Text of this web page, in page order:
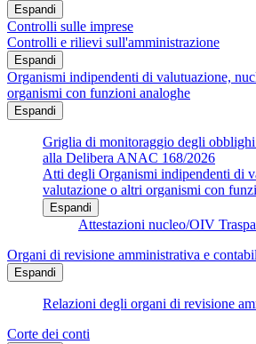
Espandi
Controlli sulle imprese
Controlli e rilievi sull'amministrazione
Espandi
Organismi indipendenti di valutuazione,
organismi con funzioni analoghe
Espandi
Griglia di monitoraggio degli
alla Delibera ANAC 168/2026
Atti degli Organismi indipendenti di
valutazione o altri organismi con
Espandi
Attestazioni nucleo/OIV
Organi di revisione amministrativa e
Espandi
Relazioni degli organi di revisione
Corte dei conti